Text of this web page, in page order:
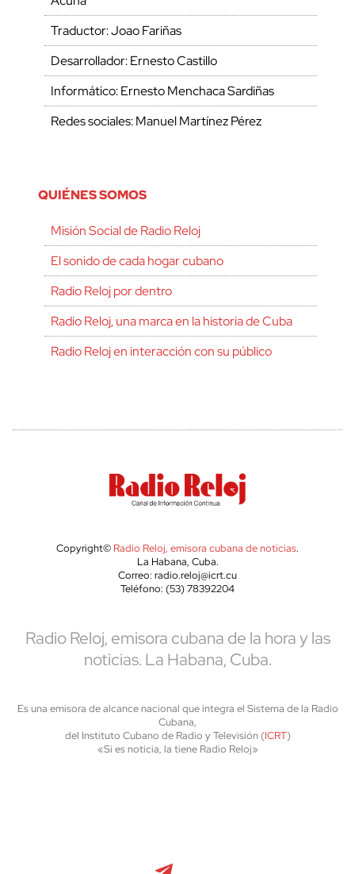
Traductor: Joao Fariñas
Desarrollador: Ernesto Castillo
Informático: Ernesto Menchaca Sardiñas
Redes sociales: Manuel Martínez Pérez
QUIÉNES SOMOS
Misión Social de Radio Reloj
El sonido de cada hogar cubano
Radio Reloj por dentro
Radio Reloj, una marca en la historia de Cuba
Radio Reloj en interacción con su público
Copyright© Radio Reloj, emisora cubana de noticias.
La Habana, Cuba.
Correo: radio.reloj@icrt.cu
Teléfono: (53) 78392204
Radio Reloj, emisora cubana de la hora y las
noticias. La Habana, Cuba.
Es una emisora de alcance nacional que integra el Sistema de la Radio
Cubana,
del Instituto Cubano de Radio y Televisión (ICRT)
«Si es noticia, la tiene Radio Reloj»